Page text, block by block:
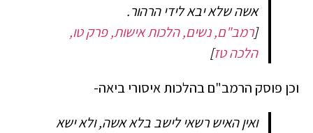
אשה שלא יבא לידי הרהור.
[רמב"ם, נשים, הלכות אישות, פרק טו,
הלכה טז]
וכן פוסק הרמב"ם בהלכות איסורי ביאה-
ואין האיש רשאי לישב בלא אשה, ולא ישא